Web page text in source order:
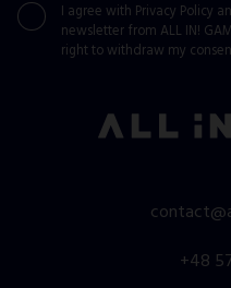
I agree with Privacy Policy
newsletter from ALL IN!
right to withdraw my
+48